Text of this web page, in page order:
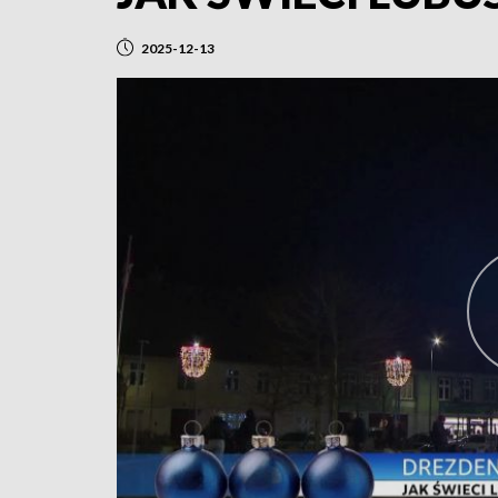
2025-12-13